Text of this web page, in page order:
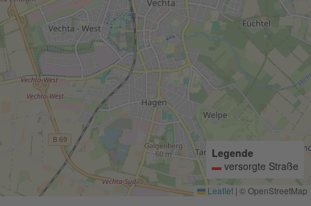
Legende
▬ versorgte Straße
Leaflet | © OpenStreetMap